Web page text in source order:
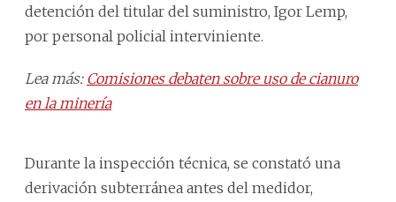
detención del titular del suministro, Igor Lemp,
por personal policial interviniente.
Lea más: Comisiones debaten sobre uso de cianuro
en la minería
Durante la inspección técnica, se constató una
derivación subterránea antes del medidor,